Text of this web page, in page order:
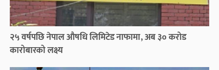
२५ वर्षपछि नेपाल औषधि लिमिटेड नाफामा, अब ३० करोड
कारोबारको लक्ष्य